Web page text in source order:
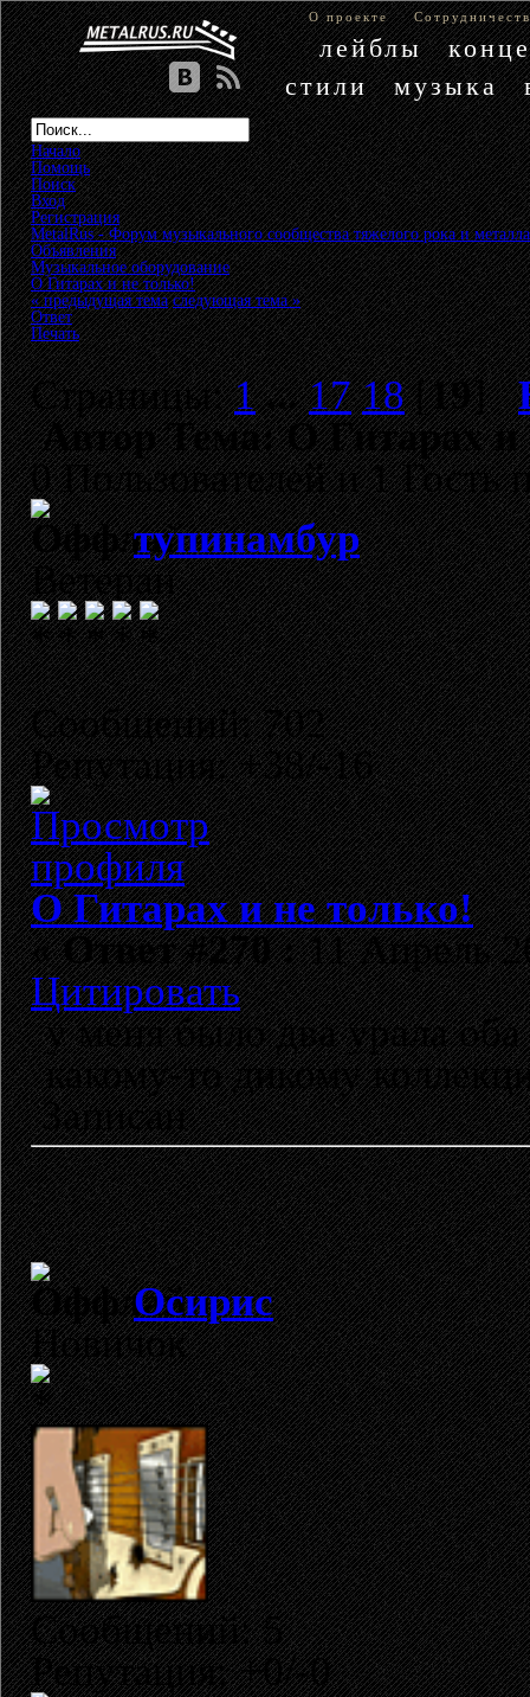
О проекте
лейблы
стили
музыка
Начало
Помощь
Поиск
Вход
Регистрация
MetalRus - Форум музыкального сообщества тяжелого рока и металла
Объявления»
Музыкальное оборудование»
О Гитарах и не только!
« предыдущая тема следующая тема »
Ответ
Печать
Страницы:1 ...17 18[19]
АвторТема: О Гитарах и
0 Пользователей и 1 Гость
тупинамбур
Ветеран
Сообщений: 702
Репутация: +38/-16
О Гитарах и не только!
«Ответ #270 :11 Апрель
Цитировать
у меня было два урала
какому-то дикому
Записан
Осирис
Новичок
Сообщений: 5
Репутация: +0/-0